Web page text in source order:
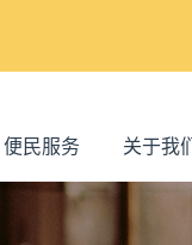
便民服务 关于我们